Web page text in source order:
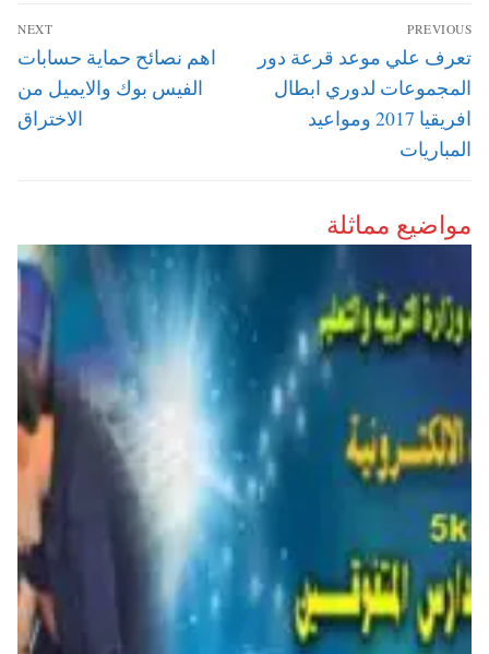
تصفّح
المقالات
PREVIOUS
Previous
post:
تعرف علي موعد قرعة دور
المجموعات لدوري ابطال
افريقيا 2017 ومواعيد
المباريات
NEXT
Next
post:
اهم نصائح حماية حسابات
الفيس بوك والايميل من
الاختراق
مواضيع مماثلة